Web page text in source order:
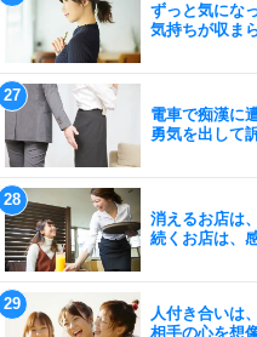
ずっと気にな
気持ちが収ま
電車で痴漢に
勇気を出して
消えるお店は
続くお店は、
人付き合いは
相手の心を想